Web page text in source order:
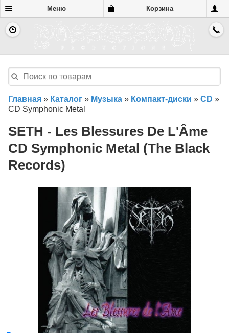
Меню Корзина
Главная » Каталог » Музыка » Компакт-диски » CD »
CD Symphonic Metal
SETH - Les Blessures De L'Âme
CD Symphonic Metal (The Black
Records)